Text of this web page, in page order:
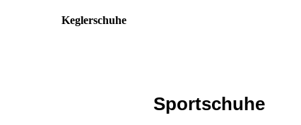
Keglerschuhe
Sportschuhe